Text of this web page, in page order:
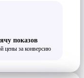
показов
цены за конверсию